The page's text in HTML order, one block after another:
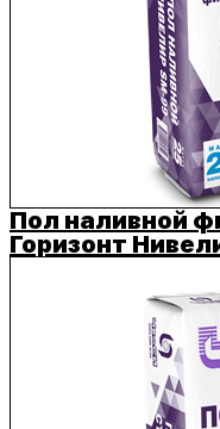
Пол наливной
Горизонт